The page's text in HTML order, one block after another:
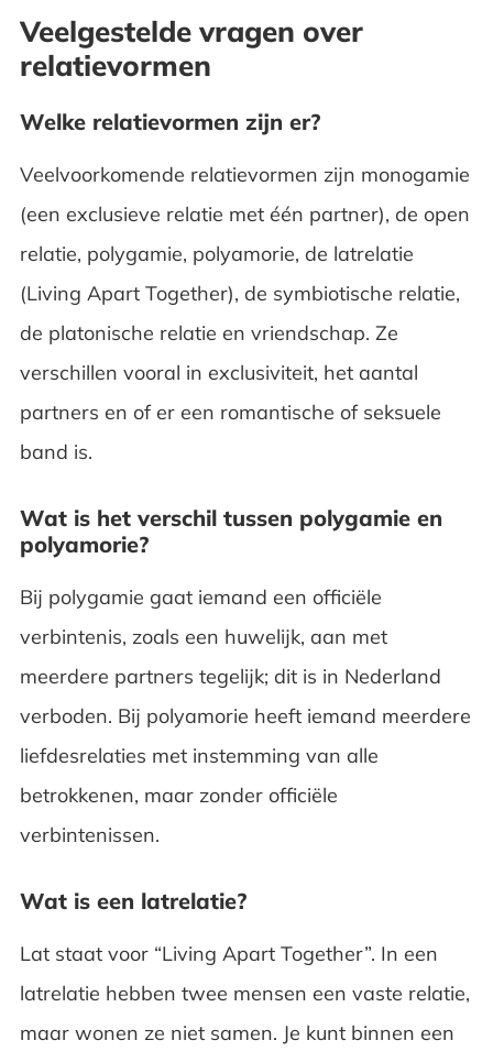
Veelgestelde vragen over
relatievormen
Welke relatievormen zijn er?
Veelvoorkomende relatievormen zijn monogamie
(een exclusieve relatie met één partner), de open
relatie, polygamie, polyamorie, de latrelatie
(Living Apart Together), de symbiotische relatie,
de platonische relatie en vriendschap. Ze
verschillen vooral in exclusiviteit, het aantal
partners en of er een romantische of seksuele
band is.
Wat is het verschil tussen polygamie en
polyamorie?
Bij polygamie gaat iemand een officiële
verbintenis, zoals een huwelijk, aan met
meerdere partners tegelijk; dit is in Nederland
verboden. Bij polyamorie heeft iemand meerdere
liefdesrelaties met instemming van alle
betrokkenen, maar zonder officiële
verbintenissen.
Wat is een latrelatie?
Lat staat voor “Living Apart Together”. In een
latrelatie hebben twee mensen een vaste relatie,
maar wonen ze niet samen. Je kunt binnen een